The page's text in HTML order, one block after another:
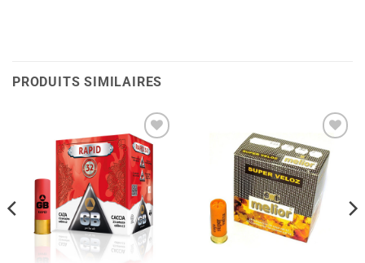
PRODUITS SIMILAIRES
Ajouter
à la liste
de
souhaits
Ajouter
à la liste
de
souhaits